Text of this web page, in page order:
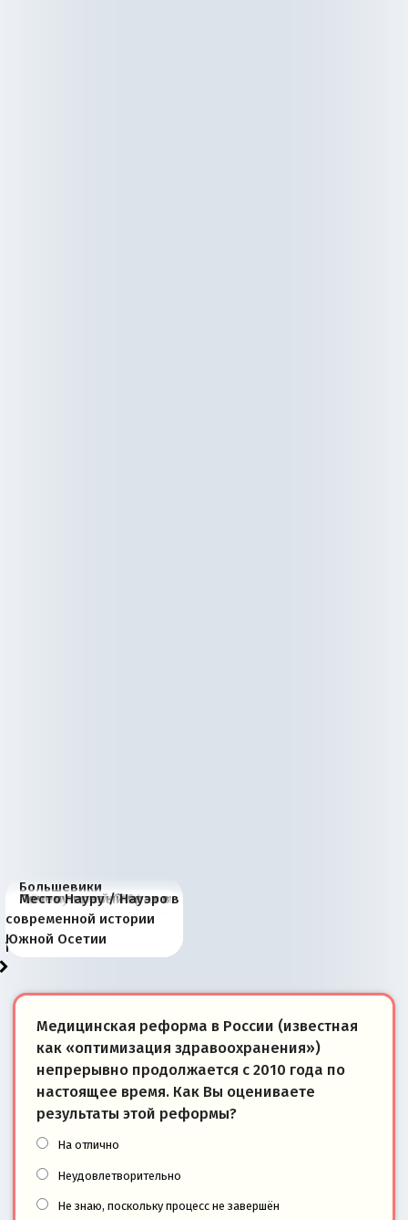
Большевики
отличаются от «Яблока»
тем, что они -
победители
Киевская марионетка
Запада рассказала о
«переобувании» хозяев
В России назрели
перемены: 15 шагов к
суверенной экономике
Миграционный пожар
Европы
Россия начинает
сбрасывать балласт
Анкориджа
Россия зимой 1904
года: первые уступки во
внутренней политике
Русская нация вчера и
сегодня
Почему правый крах в
Варшаве не поможет её
отношениям с Россией?
Место Науру / Науэро в
современной истории
Южной Осетии
Медицинская реформа в России (известная
как «оптимизация здравоохранения»)
непрерывно продолжается с 2010 года по
настоящее время. Как Вы оцениваете
результаты этой реформы?
На отлично
Неудовлетворительно
Не знаю, поскольку процесс не завершён